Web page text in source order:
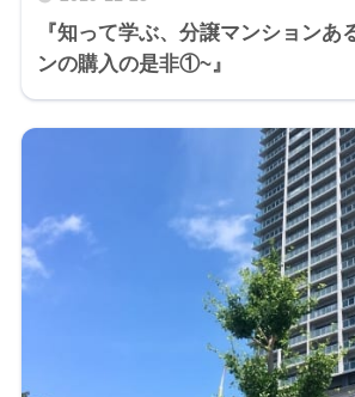
『知って学ぶ、分譲マンション
ンの購入の是非①~』